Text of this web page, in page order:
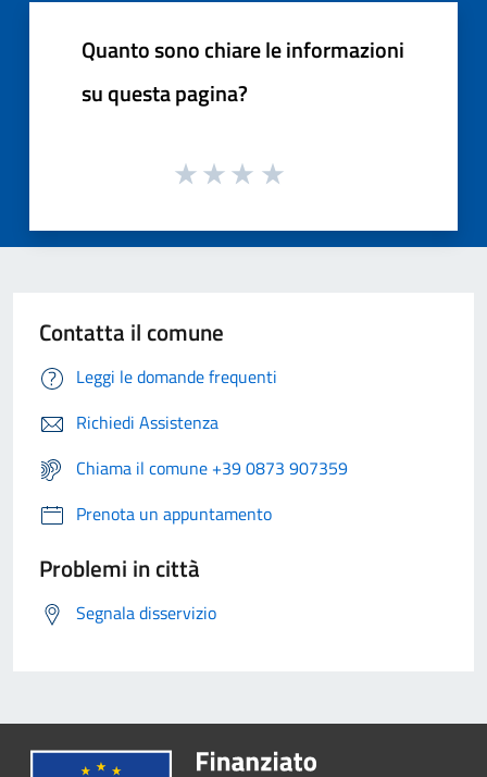
Quanto sono chiare le informazioni
su questa pagina?
Contatta il comune
Leggi le domande frequenti
Richiedi Assistenza
Chiama il comune +39 0873 907359
Prenota un appuntamento
Problemi in città
Segnala disservizio